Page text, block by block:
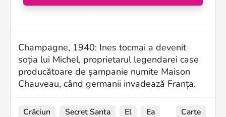
Champagne, 1940: Ines tocmai a devenit
soția lui Michel, proprietarul legendarei case
producătoare de șampanie numite Maison
Chauveau, când germanii invadează Franța.
Crăciun Secret Santa El
Ea
Carte